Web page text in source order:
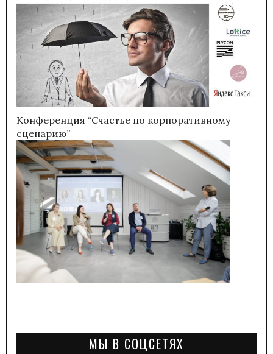
Конференция “Счастье по корпоративному
сценарию”
МЫ В СОЦСЕТЯХ